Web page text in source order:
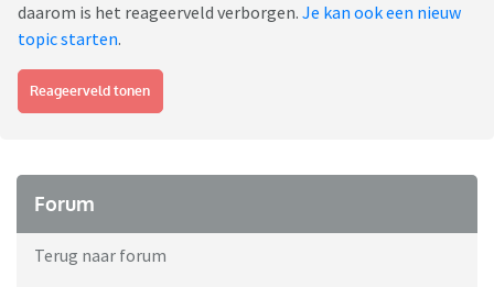
daarom is het reageerveld verborgen. Je kan ook een nieuw
topic starten.
Reageerveld tonen
Forum
Terug naar forum